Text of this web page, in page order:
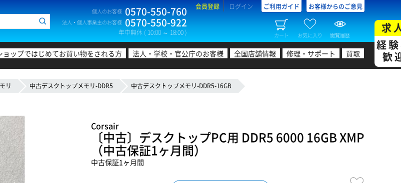
個人のお客様 0570-550-760
法人・個人事業主のお客様 0570-550-922
年中無休 ( 10:00 ～ 18:00 )
会員登録 ログイン ご利用ガイド お客様からのご意見
カート お気に入り 閲覧履歴
ップではじめてお買い物をされる方 法人・学校・官公庁のお客様 全国店舗情報 修理・サポート 買取
求
経
歓
リ 中古デスクトップメモリ-DDR5 中古デスクトップメモリ-DDR5-16GB
Corsair
〔中古〕デスクトップPC用 DDR5 6000 16GB XMP
（中古保証1ヶ月間）
中古保証1ヶ月間